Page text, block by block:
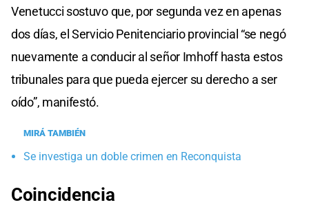
Venetucci sostuvo que, por segunda vez en apenas
dos días, el Servicio Penitenciario provincial “se negó
nuevamente a conducir al señor Imhoff hasta estos
tribunales para que pueda ejercer su derecho a ser
oído”, manifestó.
MIRÁ TAMBIÉN
Se investiga un doble crimen en Reconquista
Coincidencia